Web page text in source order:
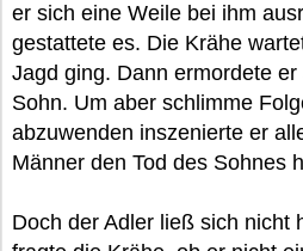
er sich eine Weile bei ihm
gestattete es. Die Krähe
Jagd ging. Dann ermordete
Sohn. Um aber schlimme
abzuwenden inszenierte er
Männer den Tod des Sohnes
Doch der Adler ließ sich nicht